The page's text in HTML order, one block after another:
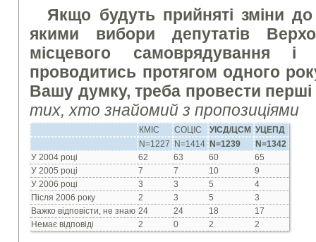
Якщо будуть прийняті зміни до
якими вибори депутатів
місцевого самоврядування
проводитись протягом одного
Вашу думку, треба провести перші
тих, хто знайомий з пропозиціями
КМІС СОЦІС УІСД/ЦСМ
УЦЕПД
N=1227
N=1414 N=1239
N=1342
У 2004 році
62 63 60
65
У 2005 році
7 7 10
9
У 2006 році
3 3 5
4
Після 2006 року
2 3 5
3
Важко відповісти, не знаю 24 24 18
17
Немає відповіді
2 0 2 2